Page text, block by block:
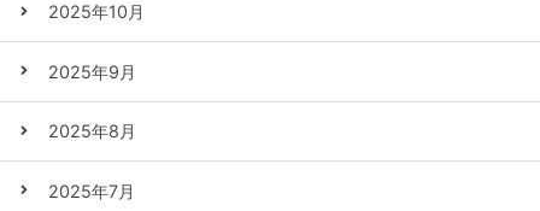
2025年10月
2025年9月
2025年8月
2025年7月